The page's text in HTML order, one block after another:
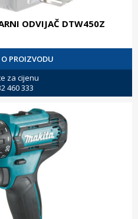
ODVIJAČ DTW450Z
O PROIZVODU
za cijenu
460 333